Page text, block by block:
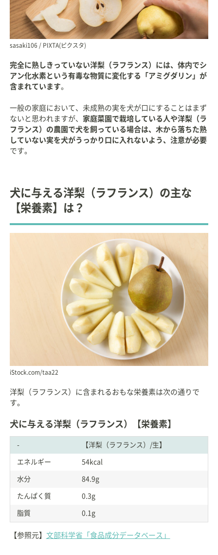
sasaki106 / PIXTA(ピクスタ)
完全に熟しきっていない洋梨（ラフランス）には、体内でシ
アン化水素という有毒な物質に変化する「アミグダリン」が
含まれています。
一般の家庭において、未成熟の実を犬が口にすることはまず
ないと思われますが、 家庭菜園で栽培している人や洋梨（ラ
フランス）の農園で犬を飼っている場合は、木から落ちた熟
していない実を犬がうっかり口に入れないよう、注意が必要
です。
犬に与える洋梨（ラフランス）の主な
【栄養素】は？
iStock.com/taa22
洋梨（ラフランス）に含まれるおもな栄養素は次の通りで
す。
犬に与える洋梨（ラフランス）【栄養素】
- 【洋梨（ラフランス）/生】
エネルギー 54kcal
水分 84.9g
たんぱく質 0.3g
脂質 0.1g
【参照元】 文部科学省「食品成分データベース」